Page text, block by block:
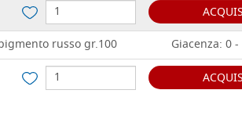
pigmento russo gr.100
Giacenza: 0 -